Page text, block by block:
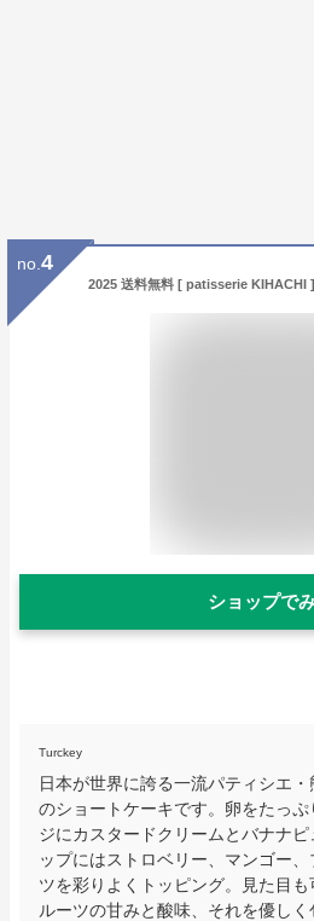
no. 4
ショップで
Turckey
日本が世界に誇る一流パティシエ
のショートケーキです。卵をたっ
ジにカスタードクリームとバナナ
ップにはストロベリー、マンゴー
ツを彩りよくトッピング。見た目
ルーツの甘みと酸味、それを優し